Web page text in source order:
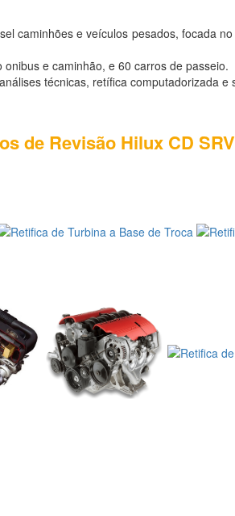
caminhões e veículos pesados, focada
e caminhão, e 60 carros de passeio.
técnicas, retífica computadorizada
de Revisão Hilux CD